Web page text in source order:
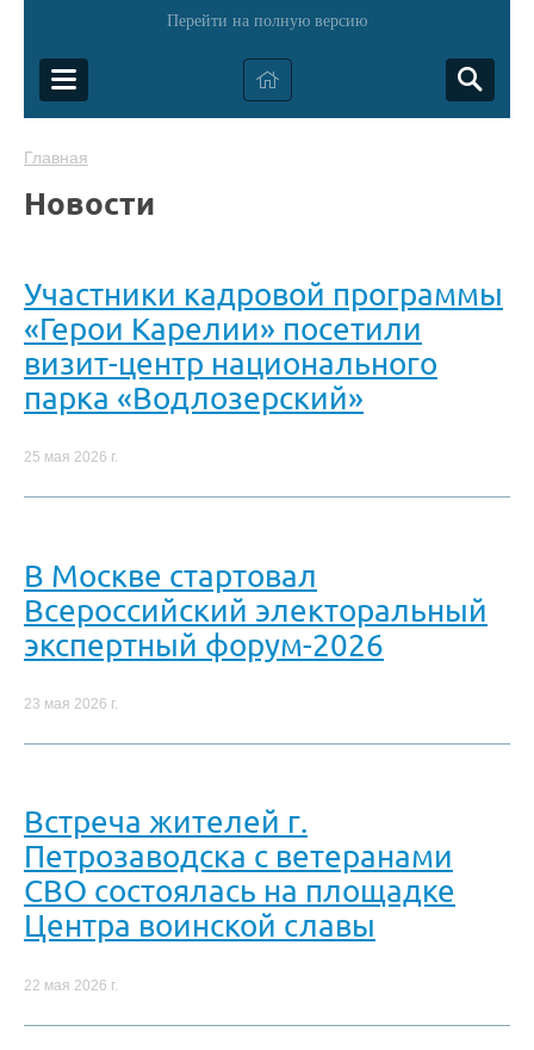
Перейти на полную версию
Главная
Новости
Участники кадровой программы
«Герои Карелии» посетили
визит-центр национального
парка «Водлозерский»
25 мая 2026 г.
В Москве стартовал
Всероссийский электоральный
экспертный форум-2026
23 мая 2026 г.
Встреча жителей г.
Петрозаводска с ветеранами
СВО состоялась на площадке
Центра воинской славы
22 мая 2026 г.